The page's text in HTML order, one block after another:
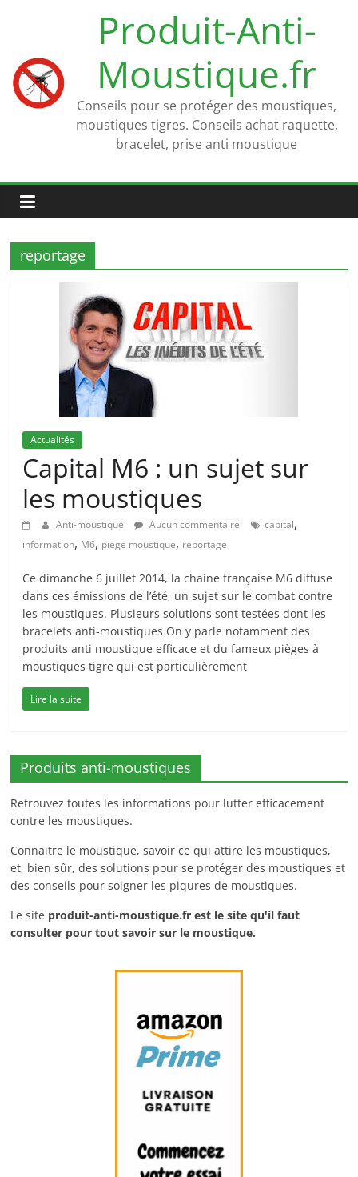
Produit-Anti-
Moustique.fr
Conseils pour se protéger des moustiques,
moustiques tigres. Conseils achat raquette,
bracelet, prise anti moustique
reportage
Actualités
Capital M6 : un sujet sur
les moustiques
Anti-moustique Aucun commentaire capital,
information, M6, piege moustique, reportage
Ce dimanche 6 juillet 2014, la chaine française M6 diffuse
dans ces émissions de l’été, un sujet sur le combat contre
les moustiques. Plusieurs solutions sont testées dont les
bracelets anti-moustiques On y parle notamment des
produits anti moustique efficace et du fameux pièges à
moustiques tigre qui est particulièrement
Lire la suite
Produits anti-moustiques
Retrouvez toutes les informations pour lutter efficacement
contre les moustiques.
Connaitre le moustique, savoir ce qui attire les moustiques,
et, bien sûr, des solutions pour se protéger des moustiques et
des conseils pour soigner les piqures de moustiques.
Le site produit-anti-moustique.fr est le site qu'il faut
consulter pour tout savoir sur le moustique.